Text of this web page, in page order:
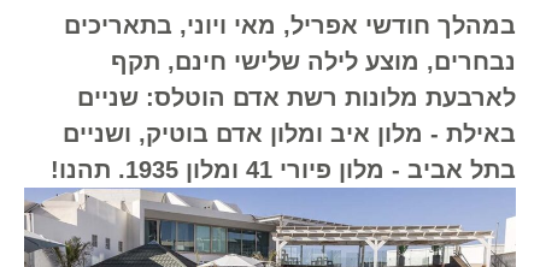
במהלך חודשי אפריל, מאי ויוני, בתאריכים
נבחרים, מוצע לילה שלישי חינם, תקף
לארבעת מלונות רשת אדם הוטלס: שניים
באילת - מלון איב ומלון אדם בוטיק, ושניים
בתל אביב - מלון פיורי 41 ומלון 1935. תהנו!